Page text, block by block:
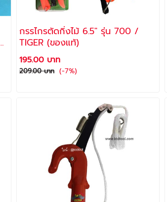
กรรไกรตัดกิ่งไม้ 6.5" รุ่น 700 /
TIGER (ของแท้)
195.00 บาท
209.00 บาท (-7%)